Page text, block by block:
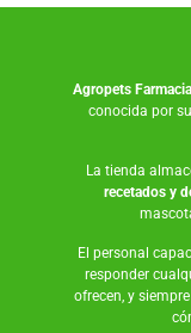
Agropets
conocida por
La tienda
recetados y
El personal
responder
ofrecen, y